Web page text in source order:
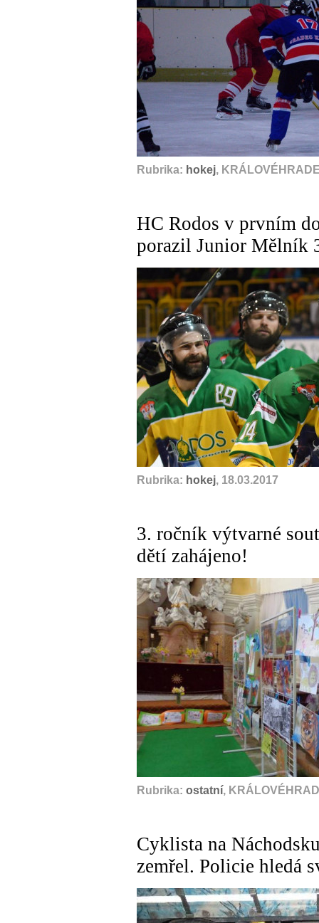
Rubrika: hokej,
HC Rodos v prvním
porazil Junior Mělník
Rubrika: hokej, 18.03.2017
3. ročník výtvarné
dětí zahájeno!
Rubrika: ostatní,
Cyklista na
zemřel. Policie hledá